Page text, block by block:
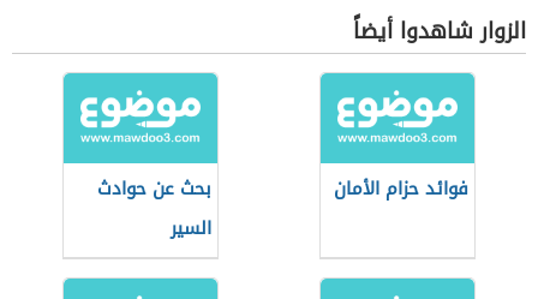
الزوار شاهدوا أيضاً
فوائد حزام الأمان
بحث عن حوادث
السير